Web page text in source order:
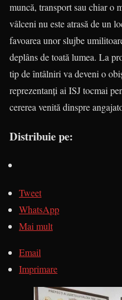
muncă, transport sau chiar o
vâlceni nu este atrasă de un
favoarea unor slujbe
deplâns de toată lumea. La
tip de întâlniri va deveni o
reprezentanți ai ISJ tocmai
cererea venită dinspre
Distribuie pe:
Tweet
WhatsApp
Mai mult
Email
Imprimare